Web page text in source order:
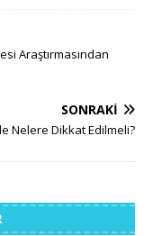
Araştırmasından
SONRAKI
Nelere Dikkat Edilmeli?